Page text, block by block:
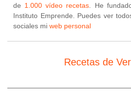
de 1.000 vídeo recetas. He
Instituto Emprende. Puedes ver
sociales mi web personal
Recetas de